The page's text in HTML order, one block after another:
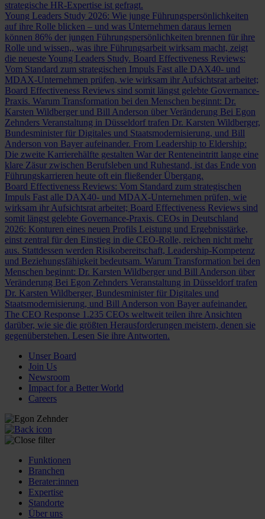
strategische HR-Expertise ist gefragt.
Young Leaders Study 2026: Wie junge Führungspersönlichkeiten
auf ihre Rolle blicken – und was Unternehmen daraus lernen
können 86% der jungen Führungspersönlichkeiten brennen für ihre
Rolle und wissen,, was ihre Führungsarbeit wirksam macht, zeigt
die neueste Young Leaders Study. Board Effectiveness Reviews:
Vom Standard zum strategischen Impuls Fast alle DAX40- und
MDAX-Unternehmen prüfen, wie wirksam ihr Aufsichtsrat arbeitet;
Board Effectiveness Reviews sind somit längst gelebte Governance-
Praxis. Warum Transformation bei den Menschen beginnt: Dr.
Karsten Wildberger und Bill Anderson über Veränderung Bei Egon
Zehnders Veranstaltung in Düsseldorf trafen Dr. Karsten Wildberger,
Bundesminister für Digitales und Staatsmodernisierung, und Bill
Anderson von Bayer aufeinander. From Leadership to Eldership:
Die zweite Karrierehälfte gestalten War der Renteneintritt lange eine
klare Zäsur zwischen Berufsleben und Ruhestand, ist das Ende von
Führungskarrieren heute oft ein fließender Übergang.
Board Effectiveness Reviews: Vom Standard zum strategischen
Impuls Fast alle DAX40- und MDAX-Unternehmen prüfen, wie
wirksam ihr Aufsichtsrat arbeitet; Board Effectiveness Reviews sind
somit längst gelebte Governance-Praxis. CEOs in Deutschland
2026: Konturen eines neuen Profils Leistung und Ergebnisstärke,
einst zentral für den Einstieg in die CEO-Rolle, reichen nicht mehr
aus. Stattdessen werden Risikobereitschaft, Leadership-Kompetenz
und Beziehungsfähigkeit bedeutsam. Warum Transformation bei den
Menschen beginnt: Dr. Karsten Wildberger und Bill Anderson über
Veränderung Bei Egon Zehnders Veranstaltung in Düsseldorf trafen
Dr. Karsten Wildberger, Bundesminister für Digitales und
Staatsmodernisierung, und Bill Anderson von Bayer aufeinander.
The CEO Response 1.235 CEOs weltweit teilen ihre Ansichten
darüber, wie sie die größten Herausforderungen meistern, denen sie
gegenüberstehen. Lesen Sie ihre Antworten.
Unser Board
Join Us
Newsroom
Impact for a Better World
Careers
Funktionen
Branchen
Berater:innen
Expertise
Standorte
Über uns